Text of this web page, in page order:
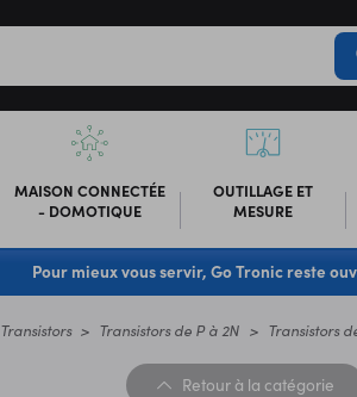
MAISON CONNECTÉE
- DOMOTIQUE
OUTILLAGE ET
MESURE
Pour mieux vous servir, Go Tronic reste
Transistors Transistors de P à 2N Transistors
Retour à la catégorie